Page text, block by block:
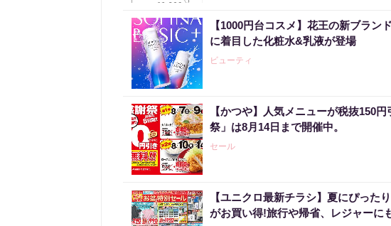
【1000円台コスメ】花王の新ブラ
に着目した化粧水&乳液が登場
ビューティ
【かつや】人気メニューが税抜150
祭」は8月14日まで開催中。
セール
【ユニクロ最新チラシ】夏にぴった
がお買い得!旅行や帰省、レジャーに